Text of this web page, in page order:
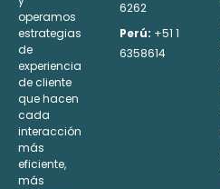
operamos
estrategias
de
experiencia
de cliente
que hacen
cada
interacción
más
eficiente,
más
6262
Perú: +51 1
6358614